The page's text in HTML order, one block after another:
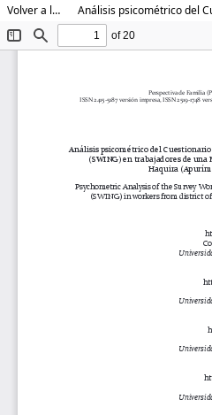
Volver a los detalles del artículo